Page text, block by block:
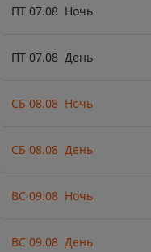
ПТ 07.08 Ночь
ПТ 07.08 День
СБ 08.08 Ночь
СБ 08.08 День
ВС 09.08 Ночь
ВС 09.08 День